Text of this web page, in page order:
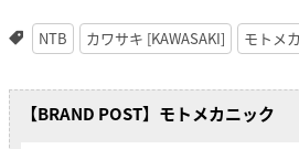
NTB カワサキ [KAWASAKI] モトメ
【BRAND POST】モトメカニック